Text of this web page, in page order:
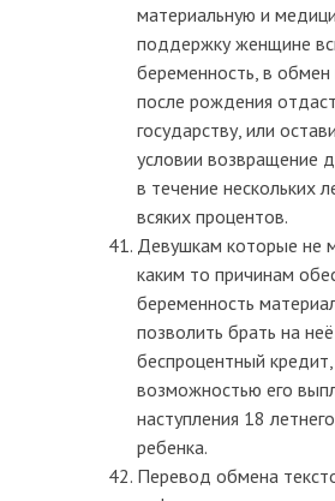
материальную и
поддержку женщине
беременность, в
после рождения
государству, или
условии возвращение
в течение нескольких
всяких процентов.
Девушкам которые не
каким то причинам
беременность
позволить брать на неё
беспроцентный
возможностью его
наступления 18
ребенка.
Перевод обмена